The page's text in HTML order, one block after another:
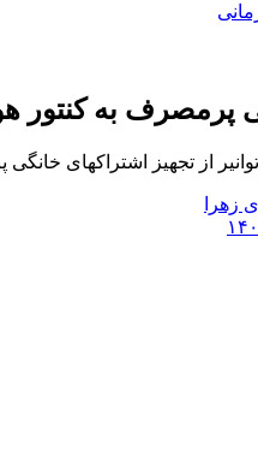
پرمصرف به کنتور
از تجهیز اشتراکهای
زهرا